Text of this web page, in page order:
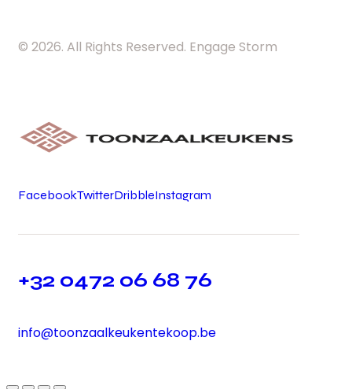
© 2026. All Rights Reserved. Engage Storm
FacebookTwitterDribbleInstagram
+32 0472 06 68 76
info@toonzaalkeukentekoop.be